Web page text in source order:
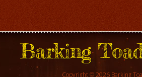
Barking
Copyright © 2026 Barking